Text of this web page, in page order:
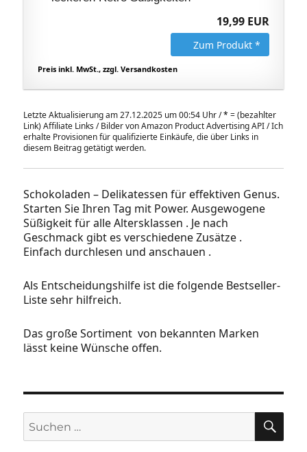
19,99 EUR
Zum Produkt *
Preis inkl. MwSt., zzgl. Versandkosten
Letzte Aktualisierung am 27.12.2025 um 00:54 Uhr /* = (bezahlter
Link) Affiliate Links / Bilder von Amazon Product Advertising API / Ich
erhalte Provisionen für qualifizierte Einkäufe, die über Links in
diesem Beitrag getätigt werden.
Schokoladen – Delikatessen für effektiven Genus.
Starten Sie Ihren Tag mit Power. Ausgewogene
Süßigkeit für alle Altersklassen . Je nach
Geschmack gibt es verschiedene Zusätze .
Einfach durchlesen und anschauen .
Als Entscheidungshilfe ist die folgende Bestseller-
Liste sehr hilfreich.
Das große Sortiment von bekannten Marken
lässt keine Wünsche offen.
Suchen
nach: